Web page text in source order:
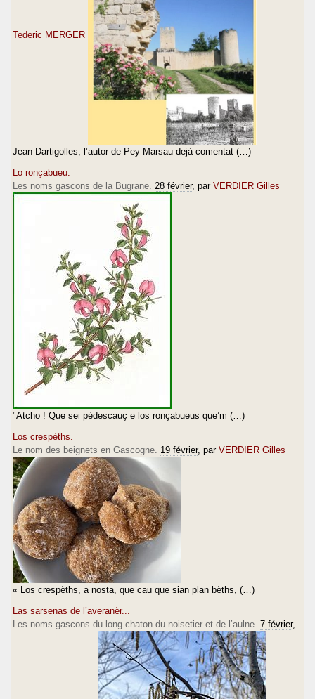
Tederic MERGER
Jean Dartigolles, l’autor de Pey Marsau dejà comentat (…)
Lo ronçabueu.
Les noms gascons de la Bugrane. 28 février, par VERDIER Gilles
"Atcho ! Que sei pèdescauç e los ronçabueus que’m (…)
Los crespèths.
Le nom des beignets en Gascogne. 19 février, par VERDIER Gilles
« Los crespèths, a nosta, que cau que sian plan bèths, (…)
Las sarsenas de l’averanèr...
Les noms gascons du long chaton du noisetier et de l’aulne. 7 février,